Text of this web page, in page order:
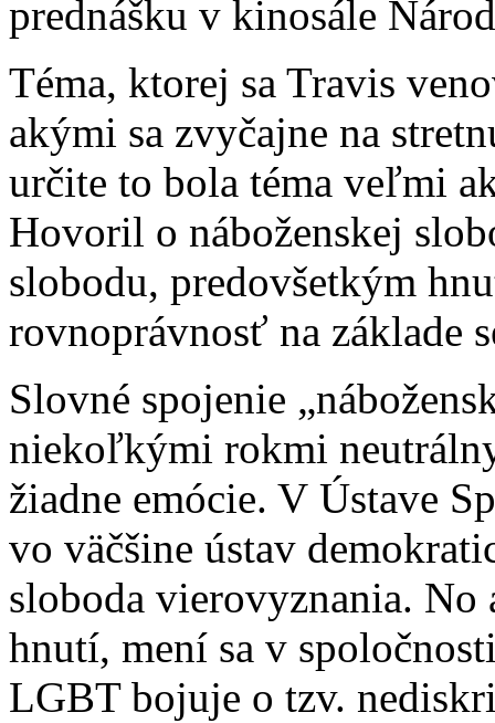
prednášku v kinosále
Téma, ktorej sa Travis
akými sa zvyčajne na
určite to bola téma veľmi
Hovoril o náboženskej
slobodu, predovšetkým
rovnoprávnosť na základe
Slovné spojenie
niekoľkými rokmi
žiadne emócie. V Ústave
vo väčšine ústav
sloboda vierovyznania.
hnutí, mení sa v
LGBT bojuje o tzv.